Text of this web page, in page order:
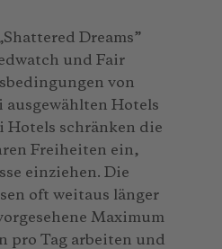
Dreams”
und Fair
von
Hotels
Hotels schränken die
Freiheiten ein,
einziehen. Die
oft weitaus länger
Maximum
pro Tag arbeiten und